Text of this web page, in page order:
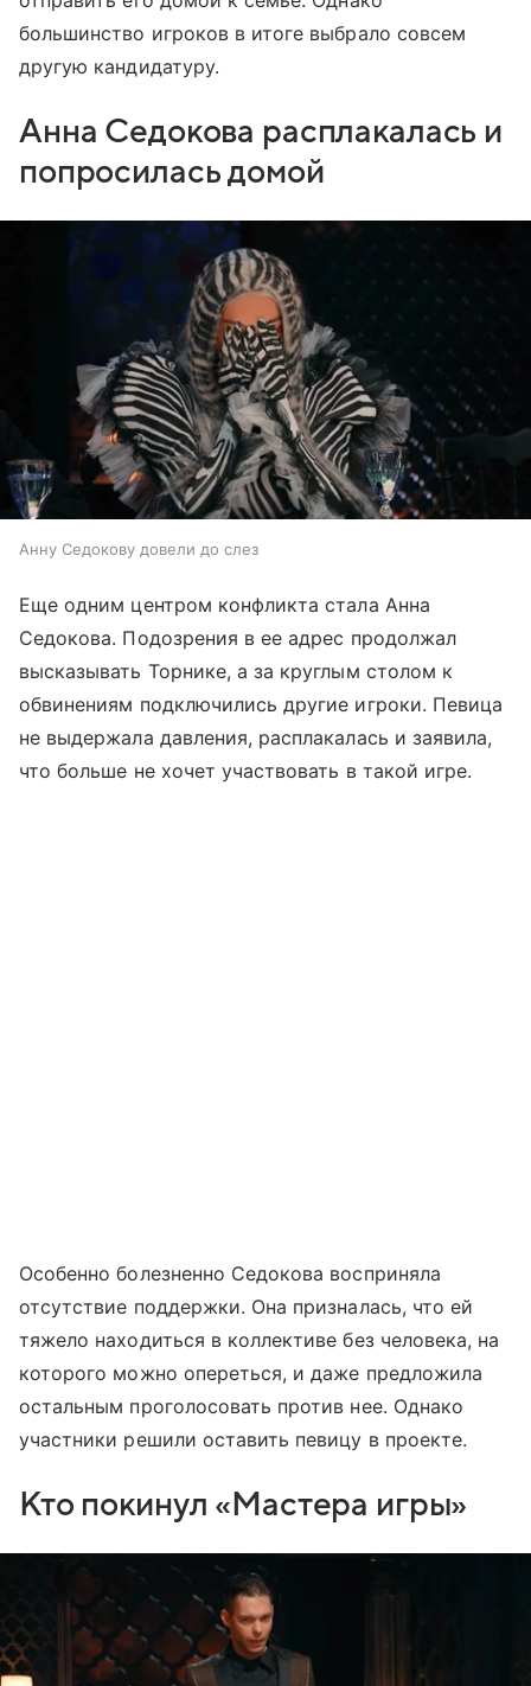
большинство игроков в итоге выбрало совсем
другую кандидатуру.
Анна Седокова расплакалась и
попросилась домой
Анну Седокову довели до слез
Еще одним центром конфликта стала Анна
Седокова. Подозрения в ее адрес продолжал
высказывать Торнике, а за круглым столом к
обвинениям подключились другие игроки. Певица
не выдержала давления, расплакалась и заявила,
что больше не хочет участвовать в такой игре.
Особенно болезненно Седокова восприняла
отсутствие поддержки. Она призналась, что ей
тяжело находиться в коллективе без человека, на
которого можно опереться, и даже предложила
остальным проголосовать против нее. Однако
участники решили оставить певицу в проекте.
Кто покинул «Мастера игры»